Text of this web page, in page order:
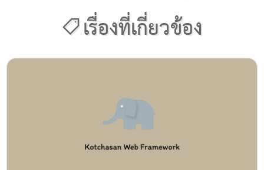
เรื่องที่เกี่ยวข้อง